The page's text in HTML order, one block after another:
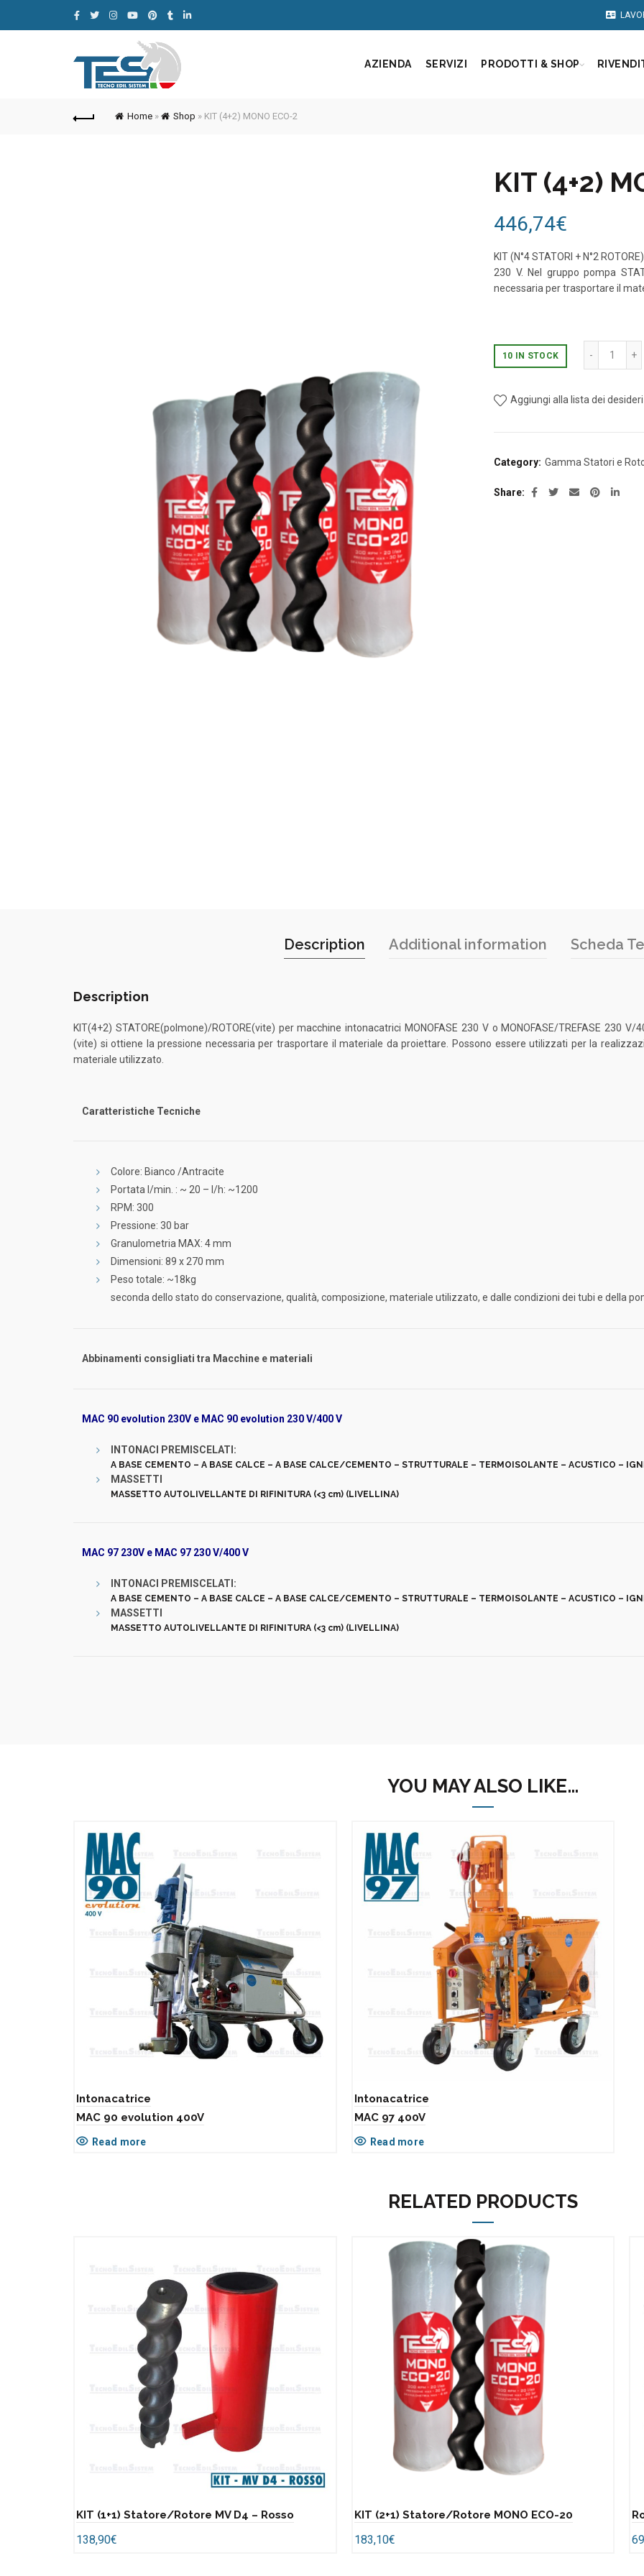
AZIENDA SERVIZI PRODOTTI & SHOP
Home » Shop » KIT (4+2) MONO ECO-2
KIT (4+2)
446,74€
KIT (N°4 STATORI + N°2 ROTORE)
230 V. Nel gruppo pompa
necessaria per trasportare il
10 IN STOCK
Aggiungi alla lista dei desideri
Category: Gamma Statori e
Share
Description Additional information Scheda
Description
KIT(4+2) STATORE(polmone)/ROTORE(vite) per macchine intonacatrici MONOFASE 230 V o MONOFASE/TREFASE 230
(vite) si ottiene la pressione necessaria per trasportare il materiale da proiettare. Possono essere utilizzati per la
materiale utilizzato.
Caratteristiche Tecniche
Colore: Bianco /Antracite
Portata l/min. : ~ 20 – l/h: ~1200
RPM: 300
Pressione: 30 bar
Granulometria MAX: 4 mm
Dimensioni: 89 x 270 mm
Peso totale: ~18kg *I valori
seconda dello stato do conservazione, qualità, composizione, materiale utilizzato, e dalle condizioni dei tubi e della
Abbinamenti consigliati tra Macchine e materiali
MAC 90 evolution 230V e MAC 90 evolution 230 V/400 V
INTONACI PREMISCELATI:
A BASE CEMENTO – A BASE CALCE – A BASE CALCE/CEMENTO – STRUTTURALE – TERMOISOLANTE – ACUSTICO –
MASSETTI
MASSETTO AUTOLIVELLANTE DI RIFINITURA (<3 cm) (LIVELLINA)
MAC 97 230V e MAC 97 230 V/400 V
INTONACI PREMISCELATI:
A BASE CEMENTO – A BASE CALCE – A BASE CALCE/CEMENTO – STRUTTURALE – TERMOISOLANTE – ACUSTICO –
MASSETTI
MASSETTO AUTOLIVELLANTE DI RIFINITURA (<3 cm) (LIVELLINA)
YOU MAY ALSO LIKE…
Intonacatrice
MAC 90 evolution 400V
Read more
Intonacatrice
MAC 97 400V
Read more
RELATED PRODUCTS
KIT (1+1) Statore/Rotore MV D4 – Rosso
138,90€
KIT (2+1) Statore/Rotore MONO ECO-20
183,10€